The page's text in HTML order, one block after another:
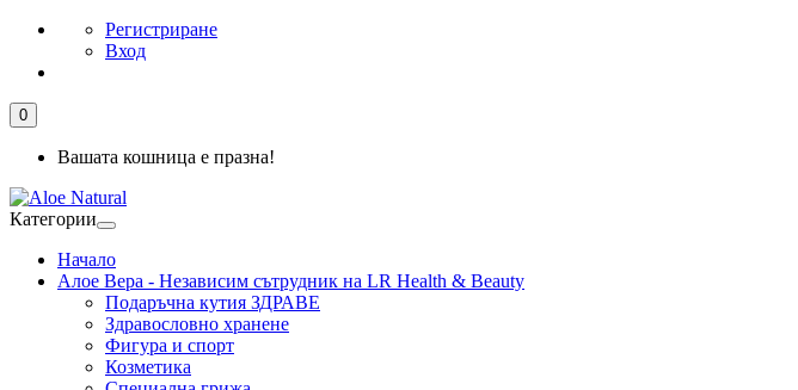
Регистриране
Вход
0
Вашата кошница е празна!
Категории
Начало
Алое Вера - Независим сътрудник на LR Health & Beauty
Подаръчна кутия ЗДРАВЕ
Здравословно хранене
Фигура и спорт
Козметика